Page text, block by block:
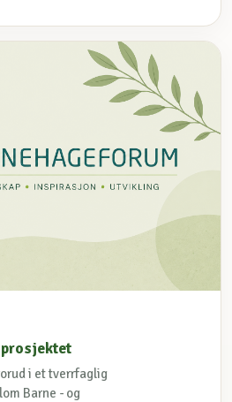
i et tverrfaglig
Barne - og